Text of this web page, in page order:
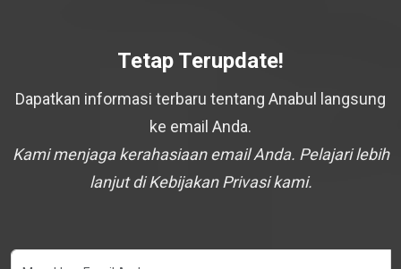
Tetap Terupdate!
Dapatkan informasi terbaru tentang Anabul langsung
ke email Anda.
Kami menjaga kerahasiaan email Anda. Pelajari lebih
lanjut di Kebijakan Privasi kami.